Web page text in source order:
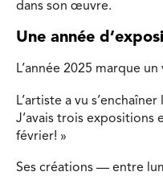
dans son œuvre.
Une année
L’année 2025 marque
L’artiste a vu
J’avais trois expositions
février! »
Ses créations — entre